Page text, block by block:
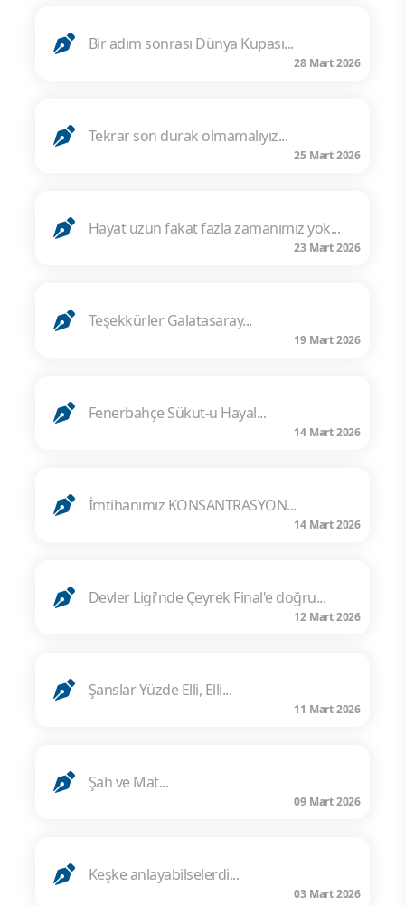
Bir adım sonrası Dünya Kupası...
28 Mart 2026
Tekrar son durak olmamalıyız...
25 Mart 2026
Hayat uzun fakat fazla zamanımız yok...
23 Mart 2026
Teşekkürler Galatasaray...
19 Mart 2026
Fenerbahçe Sükut-u Hayal...
14 Mart 2026
İmtihanımız KONSANTRASYON...
14 Mart 2026
Devler Ligi'nde Çeyrek Final'e doğru...
12 Mart 2026
Şanslar Yüzde Elli, Elli...
11 Mart 2026
Şah ve Mat...
09 Mart 2026
Keşke anlayabilselerdi...
03 Mart 2026